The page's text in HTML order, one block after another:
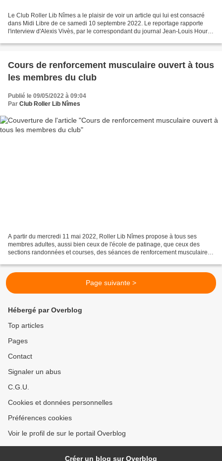
Le Club Roller Lib Nîmes a le plaisir de voir un article qui lui est consacré
dans Midi Libre de ce samedi 10 septembre 2022. Le reportage rapporte
l'interview d'Alexis Vivès, par le correspondant du journal Jean-Louis Hours,
Cours de renforcement musculaire ouvert à tous
les membres du club
Publié le 09/05/2022 à 09:04
Par Club Roller Lib Nîmes
A partir du mercredi 11 mai 2022, Roller Lib Nîmes propose à tous ses
membres adultes, aussi bien ceux de l'école de patinage, que ceux des
sections randonnées et courses, des séances de renforcement musculaire
Page suivante >
Hébergé par Overblog
Top articles
Pages
Contact
Signaler un abus
C.G.U.
Cookies et données personnelles
Préférences cookies
Voir le profil de sur le portail Overblog
Créer un blog sur Overblog